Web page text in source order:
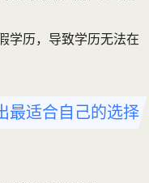
学历，导致学历无法在
最适合自己的选择